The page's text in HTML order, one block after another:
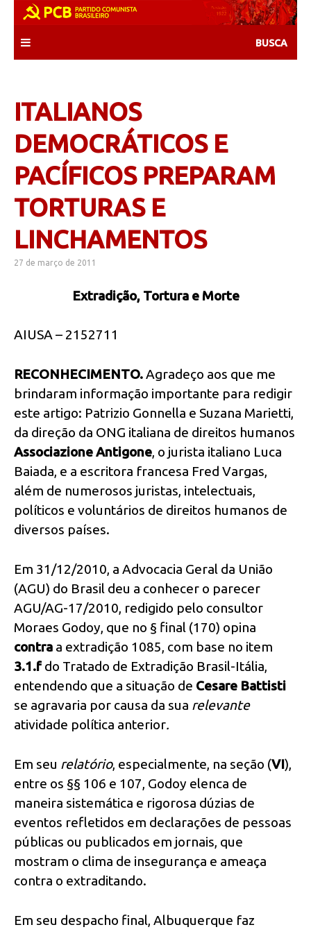
content
ITALIANOS
DEMOCRÁTICOS E
PACÍFICOS PREPARAM
TORTURAS E
LINCHAMENTOS
27 de março de 2011
Extradição, Tortura e Morte
AIUSA – 2152711
RECONHECIMENTO.Agradeço aos que me
brindaram informação importante para redigir
este artigo: Patrizio Gonnella e Suzana Marietti,
da direção da ONG italiana de direitos humanos
Associazione Antigone, o jurista italiano Luca
Baiada, e a escritora francesa Fred Vargas,
além de numerosos juristas, intelectuais,
políticos e voluntários de direitos humanos de
diversos países.
Em 31/12/2010, a Advocacia Geral da União
(AGU) do Brasil deu a conhecer o parecer
AGU/AG-17/2010, redigido pelo consultor
Moraes Godoy, que no § final (170) opina
contra a extradição 1085, com base no item
3.1.fdo Tratado de Extradição Brasil-Itália,
entendendo que a situação de Cesare Battisti
se agravaria por causa da sua relevante
atividade política anterior.
Em seu relatório, especialmente, na seção (VI),
entre os §§ 106 e 107, Godoy elenca de
maneira sistemática e rigorosa dúzias de
eventos refletidos em declarações de pessoas
públicas ou publicados em jornais, que
mostram o clima de insegurança e ameaça
contra o extraditando.
Em seu despacho final, Albuquerque faz